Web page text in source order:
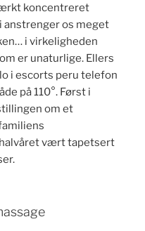
koncentreret
anstrenger os meget
i virkeligheden
er unaturlige. Ellers
i escorts peru telefon
på 110°. Først i
om et
vært tapetsert